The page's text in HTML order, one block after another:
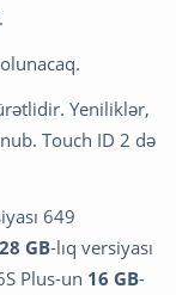
Yeniliklər,
Touch ID 2 də
649
GB-lıq versiyası
Plus-un 16 GB-